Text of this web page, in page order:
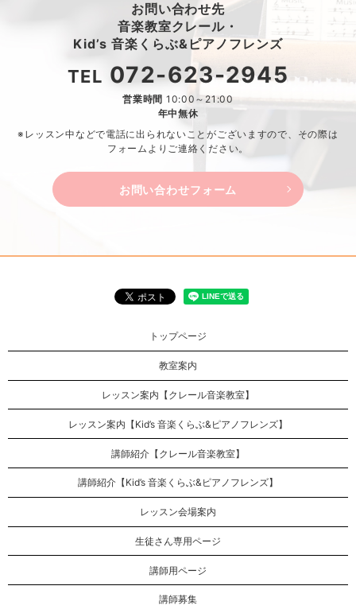
お問い合わせ先
音楽教室クレール・
Kid’s 音楽くらぶ&ピアノフレンズ
TEL 072-623-2945
営業時間 10:00～21:00
年中無休
※レッスン中などで電話に出られないことがございますので、 その際は
フォームよりご連絡ください。
お問い合わせフォーム
トップページ
教室案内
レッスン案内【クレール音楽教室】
レッスン案内【Kid’s 音楽くらぶ&ピアノフレンズ】
講師紹介【クレール音楽教室】
講師紹介【Kid’s 音楽くらぶ&ピアノフレンズ】
レッスン会場案内
生徒さん専用ページ
講師用ページ
講師募集